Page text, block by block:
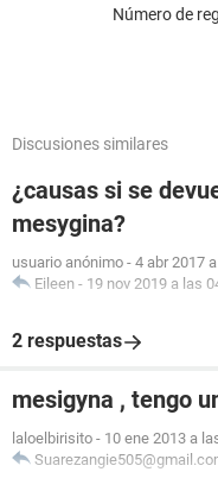
Número de
Discusiones similares
¿causas si se
mesygina?
usuario anónimo - 4 abr 2017
Eileen - 19 nov 2019 a las
2 respuestas
mesigyna , tengo
laloelbirisito - 10 ene 2013 a